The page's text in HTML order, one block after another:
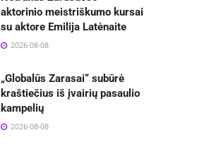
aktorinio meistriškumo kursai
su aktore Emilija Latėnaite
2026-08-08
„Globalūs Zarasai“ subūrė
kraštiečius iš įvairių pasaulio
kampelių
2026-08-08